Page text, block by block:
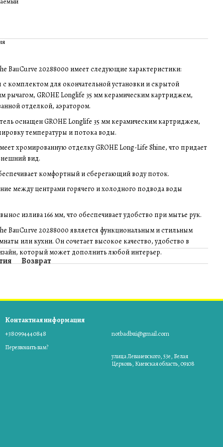
BauCurve 20288000 имеет следующие характеристики:
с комплектом для окончательной установки и скрытой
рычагом, GROHE Longlife 35 мм керамическим картриджем,
отделкой, аэратором.
оснащен GROHE Longlife 35 мм керамическим картриджем,
температуры и потока воды.
хромированную отделку GROHE Long-Life Shine, что придает
вид.
комфортный и сберегающий воду поток.
между центрами горячего и холодного подвода воды
излива 166 мм, что обеспечивает удобство при мытье рук.
BauCurve 20288000 является функциональным и стильным
или кухни. Он сочетает высокое качество, удобство в
который может дополнить любой интерьер.
Возврат
Контактная информация
+380994440848
Перезвонить вам?
notbadbui@gmail.com
улица Леваневского, 53е, Белая
Церковь, Киевская область, 09108